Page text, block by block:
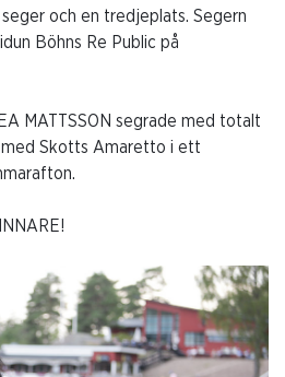
och en tredjeplats. Segern
Böhns Re Public på
MATTSSON segrade med totalt
med Skotts Amaretto i ett